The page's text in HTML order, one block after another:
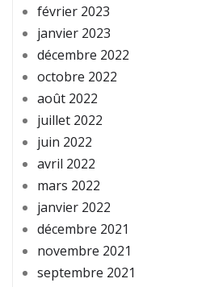
février 2023
janvier 2023
décembre 2022
octobre 2022
août 2022
juillet 2022
juin 2022
avril 2022
mars 2022
janvier 2022
décembre 2021
novembre 2021
septembre 2021